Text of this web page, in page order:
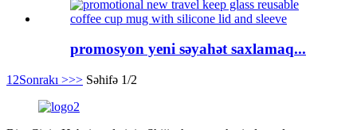
promosyon yeni səyahət saxlamaq...
1 2Sonrakı >>> Səhifə 1/2